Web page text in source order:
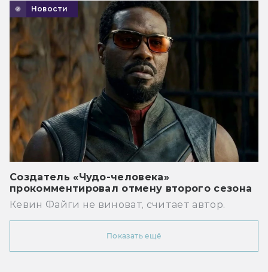
Новости
Создатель «Чудо-человека»
прокомментировал отмену второго сезона
Кевин Файги не виноват, считает автор.
Показать ещё